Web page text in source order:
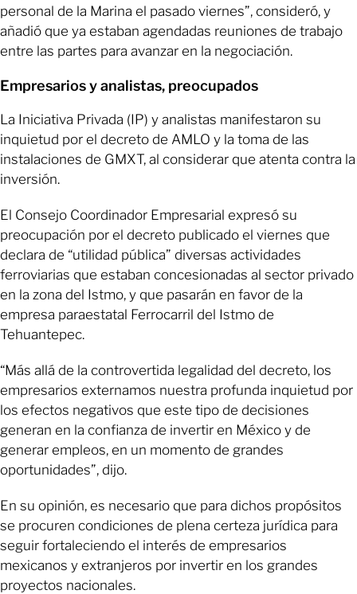
personal de la Marina el pasado viernes”, consideró, y
añadió que ya estaban agendadas reuniones de trabajo
entre las partes para avanzar en la negociación.
Empresarios y analistas, preocupados
La Iniciativa Privada (IP) y analistas manifestaron su
inquietud por el decreto de AMLO y la toma de las
instalaciones de GMXT, al considerar que atenta contra la
inversión.
El Consejo Coordinador Empresarial expresó su
preocupación por el decreto publicado el viernes que
declara de “utilidad pública” diversas actividades
ferroviarias que estaban concesionadas al sector privado
en la zona del Istmo, y que pasarán en favor de la
empresa paraestatal Ferrocarril del Istmo de
Tehuantepec.
“Más allá de la controvertida legalidad del decreto, los
empresarios externamos nuestra profunda inquietud por
los efectos negativos que este tipo de decisiones
generan en la confianza de invertir en México y de
generar empleos, en un momento de grandes
oportunidades”, dijo.
En su opinión, es necesario que para dichos propósitos
se procuren condiciones de plena certeza jurídica para
seguir fortaleciendo el interés de empresarios
mexicanos y extranjeros por invertir en los grandes
proyectos nacionales.